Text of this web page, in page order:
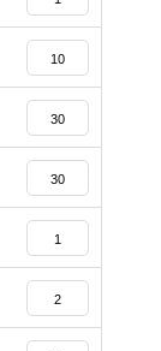
10
30
30
1
2